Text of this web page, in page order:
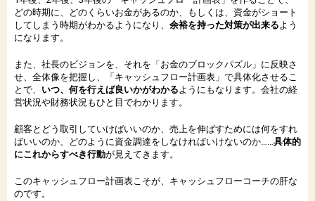
どの時期に、どのくらいお金があるのか、もしくは、資金がショート
してしまう時期がわかるようになり、 余裕を持った対策が出来る よう
になります。
また、社長のビジョンを、それを「お金のブロックパズル」に反映さ
せ、全体像を把握し、「キャッシュフロー計画表」で具体化させるこ
とで、 いつ、何を行えば良いかがわかる ようにもなります。会社の経
営状況や財務状況もひと目でわかります。
顧客とどう取引していけばいいのか、売上を伸ばすためには何をすれ
ばいいのか、どのように資金調達をしなければいけないのか…… 具体的
にこれからすべき行動が見えてきます。
このキャッシュフロー計画表こそが、キャッシュフローコーチの肝な
のです。